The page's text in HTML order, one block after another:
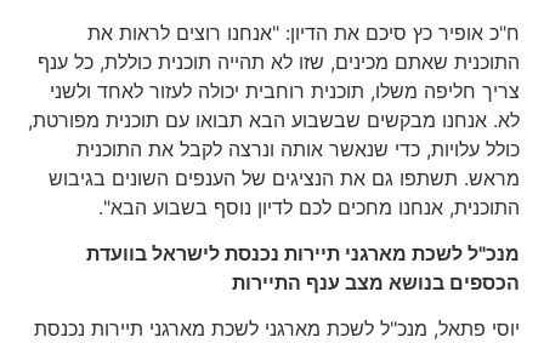
ח"כ אופיר כץ סיכם את הדיון: "אנחנו רוצים לראות את
התוכנית שאתם מכינים, שזו לא תהייה תוכנית כוללת, כל ענף
צריך חליפה משלו, תוכנית רוחבית יכולה לעזור לאחד ולשני
לא. אנחנו מבקשים שבשבוע הבא תבואו עם תוכנית מפורטת,
כולל עלויות, כדי שנאשר אותה ונרצה לקבל את התוכנית
מראש. תשתפו גם את הנציגים של הענפים השונים בגיבוש
התוכנית, אנחנו מחכים לכם לדיון נוסף בשבוע הבא".
מנכ"ל לשכת מארגני תיירות נכנסת לישראל בוועדת
הכספים בנושא מצב ענף התיירות
יוסי פתאל, מנכ"ל לשכת מארגני לשכת מארגני תיירות נכנסת